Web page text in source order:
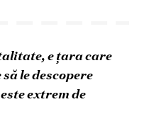
e ţara care
le descopere
extrem de